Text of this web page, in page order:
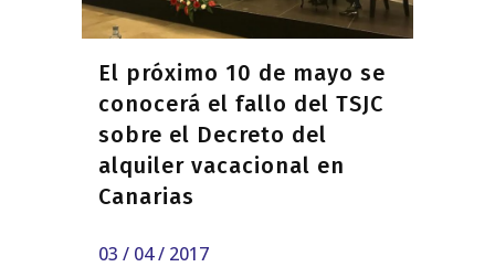
El próximo 10 de mayo se
conocerá el fallo del TSJC
sobre el Decreto del
alquiler vacacional en
Canarias
03 / 04 / 2017